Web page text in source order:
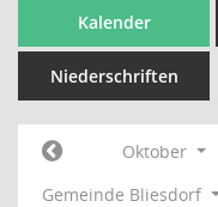
Kalender
Niederschriften
Oktober
Gemeinde Bliesdorf